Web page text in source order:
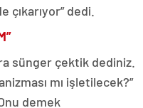
çıkarıyor” dedi.
sünger çektik dediniz.
mı işletilecek?”
demek